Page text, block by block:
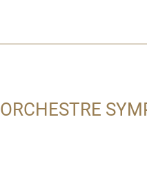
ORCHESTRE